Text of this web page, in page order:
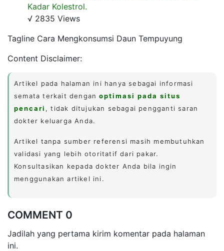
Kadar Kolestrol.
√ 2835 Views
Tagline Cara Mengkonsumsi Daun Tempuyung
Content Disclaimer:
Artikel pada halaman ini hanya sebagai informasi
semata terkait denganoptimasi pada situs
pencari , tidak ditujukan sebagai pengganti saran
dokter keluarga Anda.
Artikel tanpa sumber referensi masih membutuhkan
validasi yang lebih otoritatif dari pakar.
Konsultasikan kepada dokter Anda bila ingin
menggunakan artikel ini.
COMMENT 0
Jadilah yang pertama kirim komentar pada halaman
ini.